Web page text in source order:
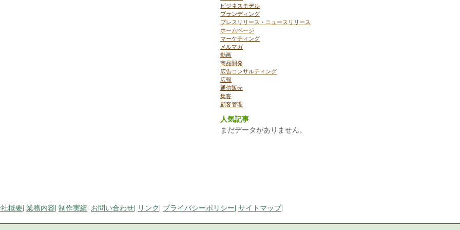
ビジネスモデル
ブランディング
プレスリリース・ニュースリリース
ホームページ
マーケティング
メルマガ
動画
商品開発
広告コンサルティング
広報
通信販売
集客
顧客管理
人気記事
まだデータがありません。
概要| 業務内容| 制作実績| お問い合わせ| リンク| プライバシーポリシー| サイトマップ|